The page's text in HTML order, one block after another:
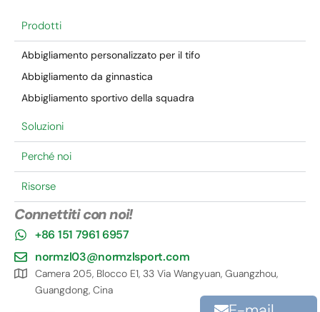
Prodotti
Abbigliamento personalizzato per il tifo
Abbigliamento da ginnastica
Abbigliamento sportivo della squadra
Soluzioni
Perché noi
Risorse
Connettiti con noi!
+86 151 7961 6957
normzl03@normzlsport.com
Camera 205, Blocco E1, 33 Via Wangyuan, Guangzhou,
Guangdong, Cina